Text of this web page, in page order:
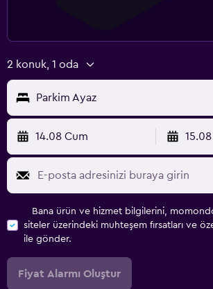
2 konuk, 1 oda
Parkim Ayaz
14.08 Cum
Bana ürün ve hizmet bilgilerini,
siteler üzerindeki muhteşem fırsatları ve
ile gönder.
Fiyat Alarmı Oluştur